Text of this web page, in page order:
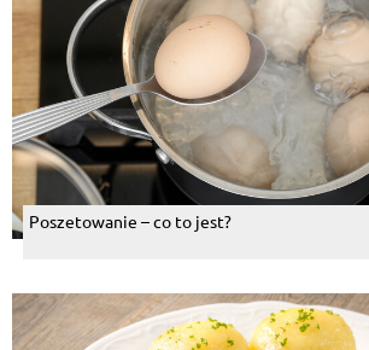
Poszetowanie – co to jest?